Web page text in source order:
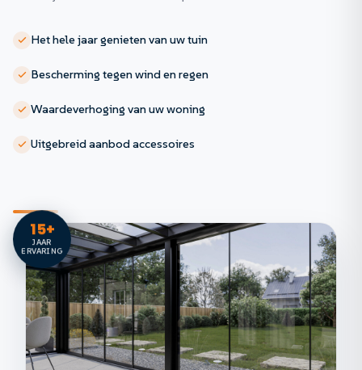
Het hele jaar genieten van uw tuin
Bescherming tegen wind en regen
Waardeverhoging van uw woning
Uitgebreid aanbod accessoires
15+
JAAR
ERVARING